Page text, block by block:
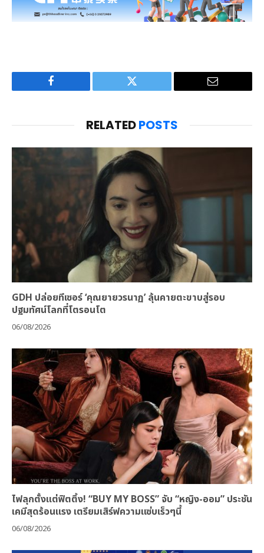
Facebook Twitter Email
RELATEDPOSTS
GDH ปล่อยทีเซอร์ ‘คุณยายวรนาฏ’ ลุ้นคายตะขาบสู่รอบ
ปฐมทัศน์โลกที่โตรอนโต
06/08/2026
ไฟลุกตั้งแต่ฟิตติ้ง! “BUY MY BOSS” จับ “หญิง-ออม” ประชัน
เคมีสุดร้อนแรง เตรียมเสิร์ฟความแซ่บเร็วๆนี้
06/08/2026